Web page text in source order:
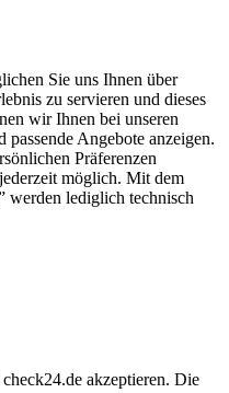
Sie uns Ihnen über
zu servieren und dieses
wir Ihnen bei unseren
passende Angebote anzeigen.
Präferenzen
möglich. Mit dem
lediglich technisch
akzeptieren. Die